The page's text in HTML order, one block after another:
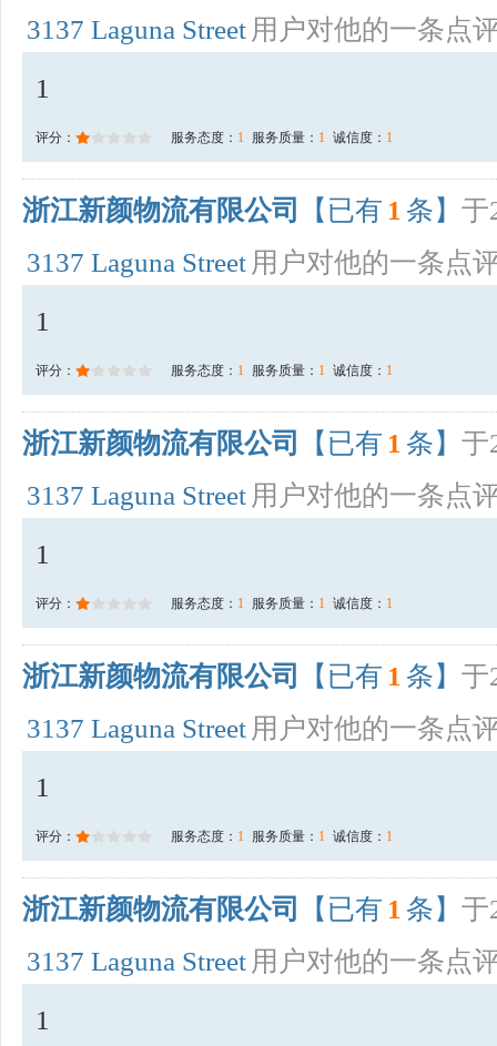
3137 Laguna Street 用户对他的一条点
1
评分： 服务态度： 1 服务质量： 1 诚信度： 1
浙江新颜物流有限公司 【已有 1 条】 于
3137 Laguna Street 用户对他的一条点
1
评分： 服务态度： 1 服务质量： 1 诚信度： 1
浙江新颜物流有限公司 【已有 1 条】 于
3137 Laguna Street 用户对他的一条点
1
评分： 服务态度： 1 服务质量： 1 诚信度： 1
浙江新颜物流有限公司 【已有 1 条】 于
3137 Laguna Street 用户对他的一条点
1
评分： 服务态度： 1 服务质量： 1 诚信度： 1
浙江新颜物流有限公司 【已有 1 条】 于
3137 Laguna Street 用户对他的一条点
1